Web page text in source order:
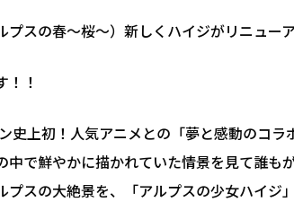
スの春～桜～）新しくハイジがリニュー
！
史上初！人気アニメとの「夢と感動のコ
中で鮮やかに描かれていた情景を見て誰も
プスの大絶景を、「アルプスの少女ハイジ